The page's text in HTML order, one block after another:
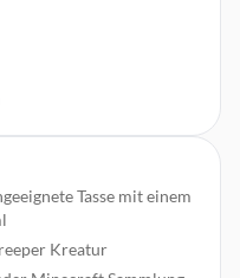
Tasse mit einem
Kreatur